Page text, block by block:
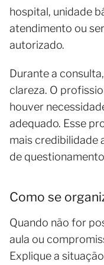
hospital, unidade
atendimento ou
autorizado.
Durante a
clareza. O
houver
adequado. Esse
mais credibilidade
de
Como se
Quando não for
aula ou
Explique a